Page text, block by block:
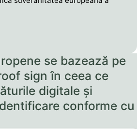
se bazează pe
sign în ceea ce
digitale și
conforme cu